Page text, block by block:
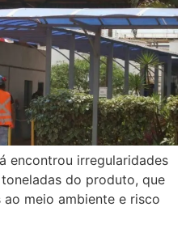
encontrou irregularidades
do produto, que
meio ambiente e risco